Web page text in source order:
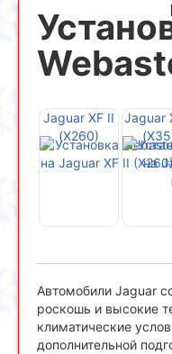
Jaguar XF II
(X260)
Jaguar
Автомобили Jaguar
роскошь и высокие
климатические
дополнительной